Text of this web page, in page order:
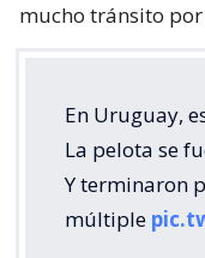
mucho tránsito
En Uruguay,
La pelota se
Y terminaron
múltiple